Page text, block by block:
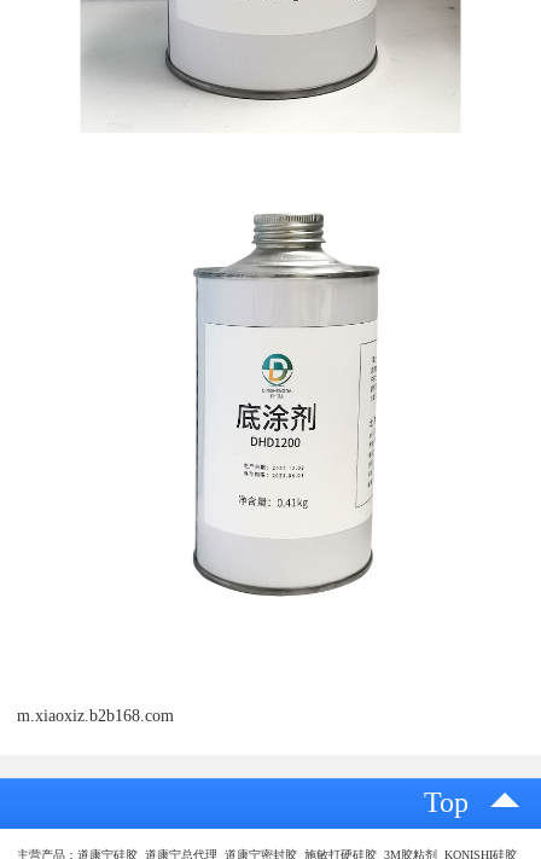
m.xiaoxiz.b2b168.com
Top
主营产品：道康宁硅胶 道康宁总代理 道康宁密封胶 施敏打硬硅胶 3M胶粘剂 KONISHI硅胶